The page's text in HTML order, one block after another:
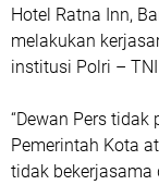
Hotel Ratna Inn,
melakukan
institusi Polri –
“Dewan Pers
Pemerintah Kota
tidak bekerjasama